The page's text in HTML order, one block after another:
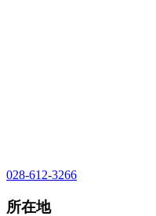
028-612-3266
所在地